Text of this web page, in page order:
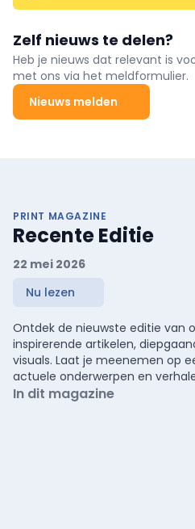
Zelf nieuws te delen?
Heb je nieuws dat relevant is
met ons via het meldformulier.
Nieuws melden
PRINT MAGAZINE
Recente Editie
22 mei 2026
Nu lezen
Ontdek de nieuwste editie van
inspirerende artikelen,
visuals. Laat je meenemen op
actuele onderwerpen en
In dit magazine